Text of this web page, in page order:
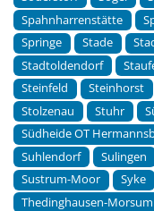
Spahnharrenstätte
Springe
Stade
Stadtoldendorf
Steinfeld
Steinhorst
Stolzenau
Stuhr
Südheide OT
Suhlendorf
Sulingen
Sustrum-Moor
Syke
Thedinghausen-Morsum